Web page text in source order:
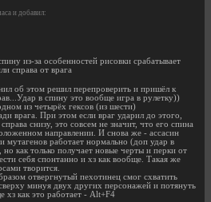
и добавил:
из-за особенностей рисовки срабатывает
справа от врага
об этом решил перепроверить и пришёл к
в спину это вообще игра в рулетку))
из четырёх гексов (из шести)
врага. При этом если враг ударил до этого,
снизу, это совсем не значит, что его спина
направлении. И снова же - ассасин
мутагенов работает нормально (доп удар в
но как только получает новые черты и перки от
себя спонтанно и хз как вообще. Такая же
творится.
отвергнутый пехотинец смог схватить
минуя двух других персонажей и потянуть
как это работает - Alt+F4